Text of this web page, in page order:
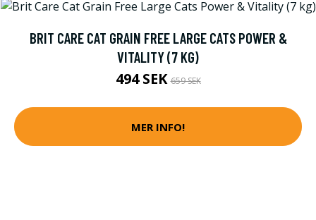
BRIT CARE CAT GRAIN FREE LARGE CATS POWER &
VITALITY (7 KG)
494 SEK659 SEK
MER INFO!